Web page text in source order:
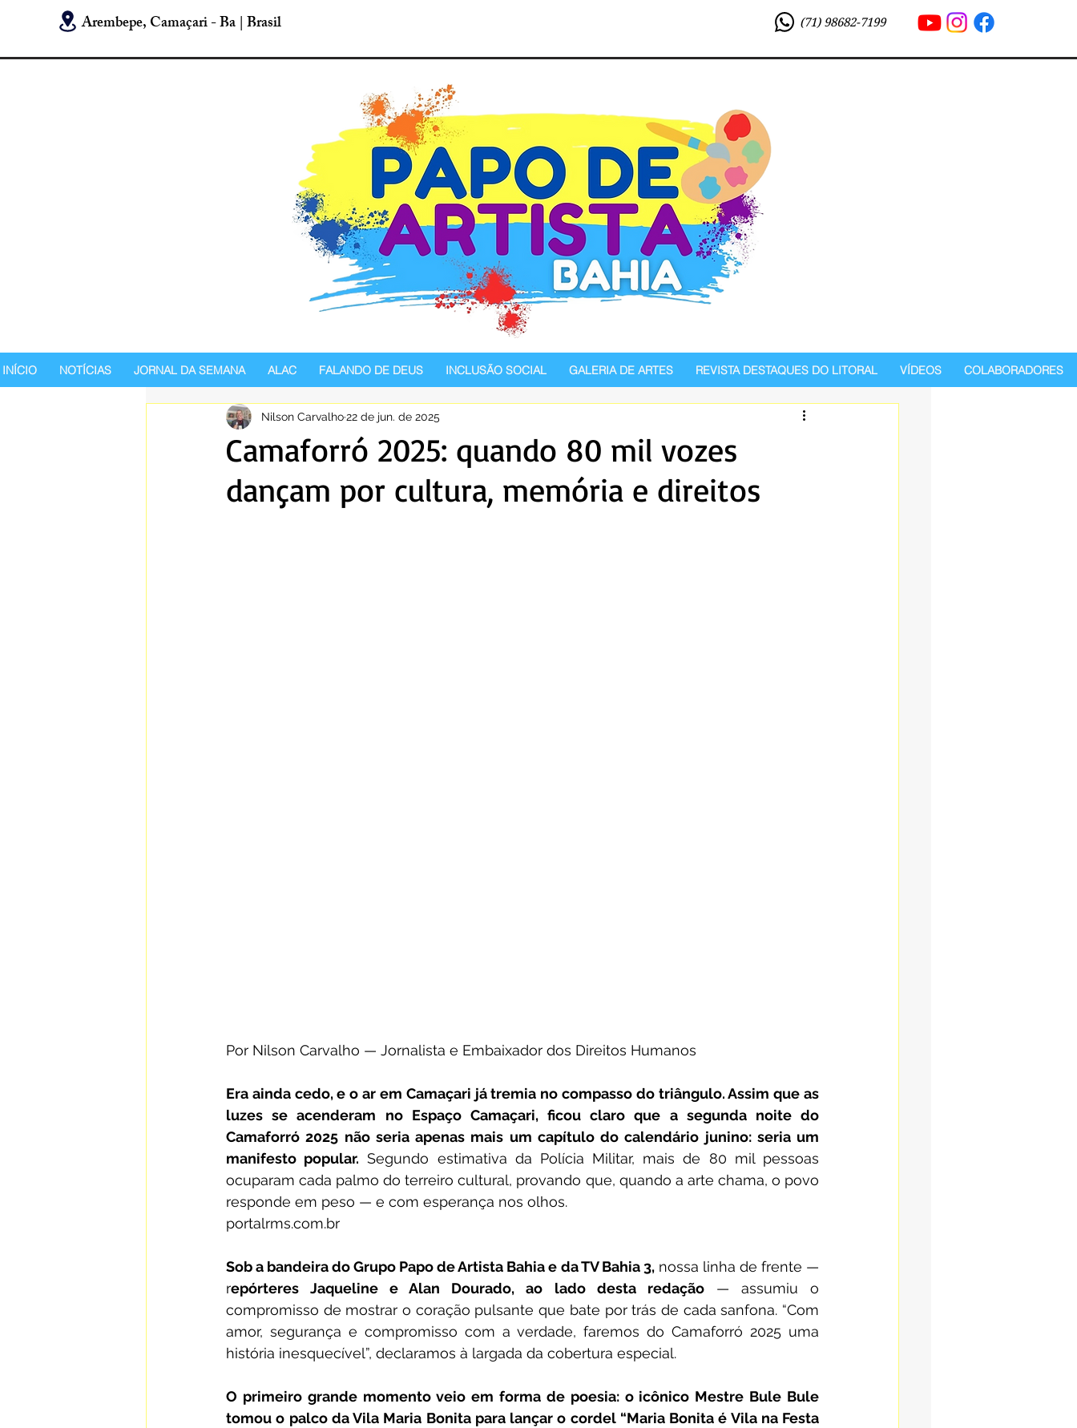
Arembepe, Camaçari - Ba | Brasil (71) 98682-7199
INÍCIO NOTÍCIAS JORNAL DA SEMANA ALAC FALANDO DE DEUS INCLUSÃO SOCIAL GALERIA DE ARTES REVISTA DESTAQUES DO LITORAL VÍDEOS COLABORADORES
Camaforró 2025: quando 80 mil vozes
dançam por cultura, memória e direitos
Nilson Carvalho22 de jun. de 2025
Por Nilson Carvalho — Jornalista e Embaixador dos Direitos Humanos
Era ainda cedo, e o ar em Camaçari já tremia no compasso do triângulo. Assim que as
luzes se acenderam no Espaço Camaçari, ficou claro que a segunda noite do
Camaforró 2025 não seria apenas mais um capítulo do calendário junino: seria um
manifesto popular. Segundo estimativa da Polícia Militar, mais de 80 mil pessoas
ocuparam cada palmo do terreiro cultural, provando que, quando a arte chama, o povo
responde em peso — e com esperança nos olhos.
portalrms.com.br
Sob a bandeira do Grupo Papo de Artista Bahia e da TV Bahia 3, nossa linha de frente —
repórteres Jaqueline e Alan Dourado, ao lado desta redação — assumiu o
compromisso de mostrar o coração pulsante que bate por trás de cada sanfona. “Com
amor, segurança e compromisso com a verdade, faremos do Camaforró 2025 uma
história inesquecível”, declaramos à largada da cobertura especial.
O primeiro grande momento veio em forma de poesia: o icônico Mestre Bule Bule
tomou o palco da Vila Maria Bonita para lançar o cordel “Maria Bonita é Vila na Festa